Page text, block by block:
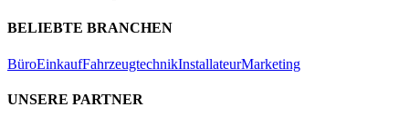
BELIEBTE BRANCHEN
BüroEinkaufFahrzeugtechnikInstallateurMarketing
UNSERE PARTNER